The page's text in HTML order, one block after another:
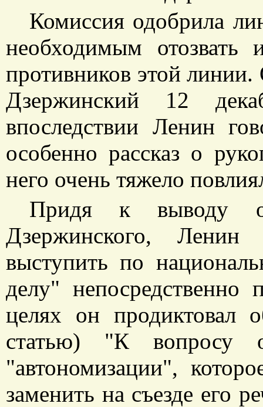
Комиссия одобрила
необходимым отозвать
противников этой линии.
Дзержинский 12
впоследствии Ленин
особенно рассказ о
него очень тяжело
Придя к выводу о
Дзержинского,
выступить по
делу" непосредственно
целях он продиктовал
статью) "К вопросу
"автономизации",
заменить на съезде его